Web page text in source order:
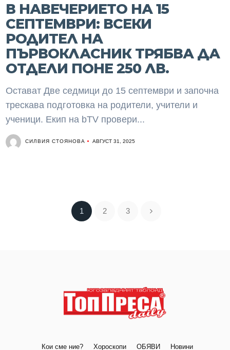
В НАВЕЧЕРИЕТО НА 15
СЕПТЕМВРИ: ВСЕКИ
РОДИТЕЛ НА
ПЪРВОКЛАСНИК ТРЯБВА ДА
ОТДЕЛИ ПОНЕ 250 ЛВ.
Остават Две седмици до 15 септември и започна
трескава подготовка на родители, учители и
ученици. Екип на bTV провери...
СИЛВИЯ СТОЯНОВА АВГУСТ 31, 2025
1 2 3
Кои сме ние? Хороскопи ОБЯВИ Новини